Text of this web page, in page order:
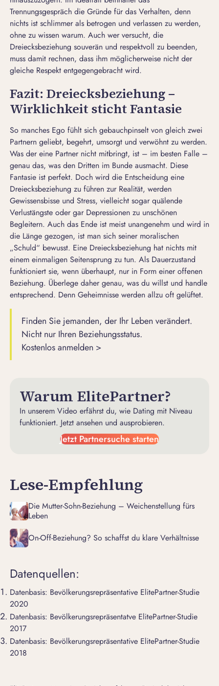
Trennungsgespräch die Gründe für das Verhalten, denn
nichts ist schlimmer als betrogen und verlassen zu werden,
ohne zu wissen warum. Auch wer versucht, die
Dreiecksbeziehung souverän und respektvoll zu beenden,
muss damit rechnen, dass ihm möglicherweise nicht der
gleiche Respekt entgegengebracht wird.
Fazit: Dreiecksbeziehung –
Wirklichkeit sticht Fantasie
So manches Ego fühlt sich gebauchpinselt von gleich zwei
Partnern geliebt, begehrt, umsorgt und verwöhnt zu werden.
Was der eine Partner nicht mitbringt, ist – im besten Falle –
genau das, was den Dritten im Bunde ausmacht. Diese
Fantasie ist perfekt. Doch wird die Entscheidung eine
Dreiecksbeziehung zu führen zur Realität, werden
Gewissensbisse und Stress, vielleicht sogar quälende
Verlustängste oder gar Depressionen zu unschönen
Begleitern. Auch das Ende ist meist unangenehm und wird in
die Länge gezogen, ist man sich seiner moralischen
„Schuld“ bewusst. Eine Dreiecksbeziehung hat nichts mit
einem einmaligen Seitensprung zu tun. Als Dauerzustand
funktioniert sie, wenn überhaupt, nur in Form einer offenen
Beziehung. Überlege daher genau, was du willst und handle
entsprechend. Denn Geheimnisse werden allzu oft gelüftet.
Finden Sie jemanden, der Ihr Leben verändert.
Nicht nur Ihren Beziehungsstatus.
Kostenlos anmelden >
Warum ElitePartner?
In unserem Video erfährst du, wie Dating mit Niveau
funktioniert. Jetzt ansehen und ausprobieren.
Jetzt Partnersuche starten
Lese-Empfehlung
Die Mutter-Sohn-Beziehung – Weichenstellung fürs
Leben
On-Off-Beziehung? So schaffst du klare Verhältnisse
Datenquellen:
Datenbasis: Bevölkerungsrepräsentative ElitePartner-Studie
2020
Datenbasis: Bevölkerungsrepräsentatve ElitePartner-Studie
2017
Datenbasis: Bevölkerungsrepräsentative ElitePartner-Studie
2018